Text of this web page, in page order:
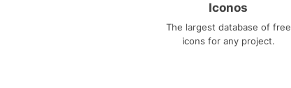
Iconos
The largest database of free
icons for any project.